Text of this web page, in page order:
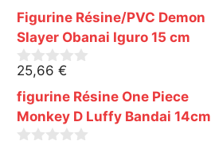
Figurine Résine/PVC Demon
Slayer Obanai Iguro 15 cm
0
s
u
r
5
25,66 €
figurine Résine One Piece
Monkey D Luffy Bandai 14cm